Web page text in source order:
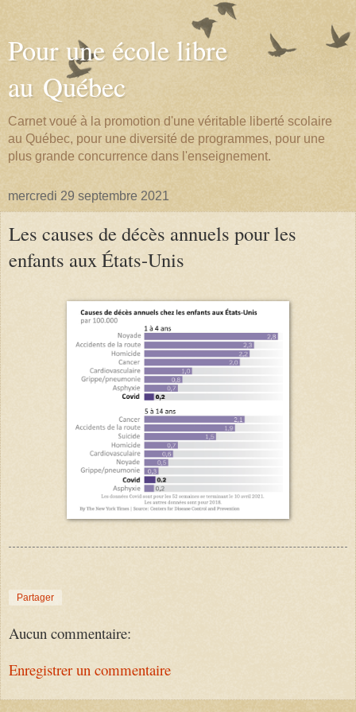
Pour une école libre
au Québec
Carnet voué à la promotion d'une véritable liberté scolaire
au Québec, pour une diversité de programmes, pour une
plus grande concurrence dans l'enseignement.
mercredi 29 septembre 2021
Les causes de décès annuels pour les
enfants aux États-Unis
Partager
Aucun commentaire:
Enregistrer un commentaire